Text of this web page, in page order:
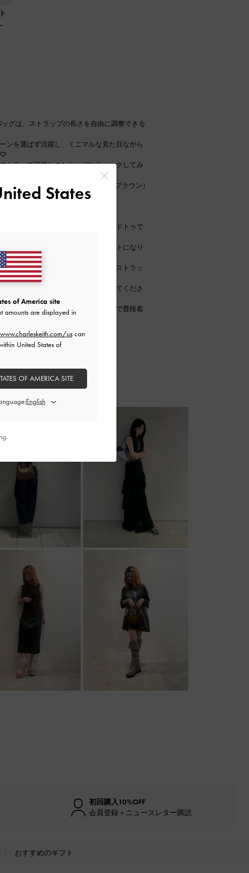
グは、ストラップの長さを自由に調整できる
ンを選ばず活躍し、ミニマルな見た目ながら
♡
カラーで登場しました。ぜひチェックしてみ
ーレッド、2枚目:color エスプレッソブラウン）
ゥンヒールパンプスは、ポインテッドトゥで
部分が大胆にあいているのもポイントになり
ソールで足に負担がかかりにくく、ストラッ
き心地も快適に。
ただけるアイテムをお手に取ってみてくださ
り、先端にかけて細くなるトゥなので普段着
ススメです。
ロード
初回購入10%OFF
会員登録＋ニュースレター購読
おすすめのギフト
States
of America site
amounts are displayed in
www.charleskeith.com/us can
United States of
OF AMERICA SITE